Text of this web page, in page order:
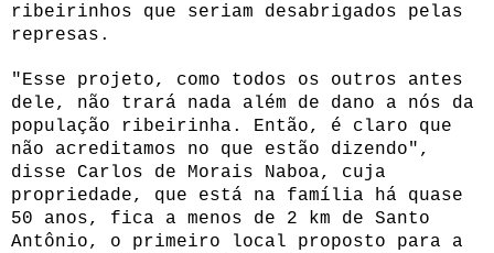
ribeirinhos que seriam desabrigados pelas
represas.
"Esse projeto, como todos os outros antes
dele, não trará nada além de dano a nós da
população ribeirinha. Então, é claro que
não acreditamos no que estão dizendo",
disse Carlos de Morais Naboa, cuja
propriedade, que está na família há quase
50 anos, fica a menos de 2 km de Santo
Antônio, o primeiro local proposto para a